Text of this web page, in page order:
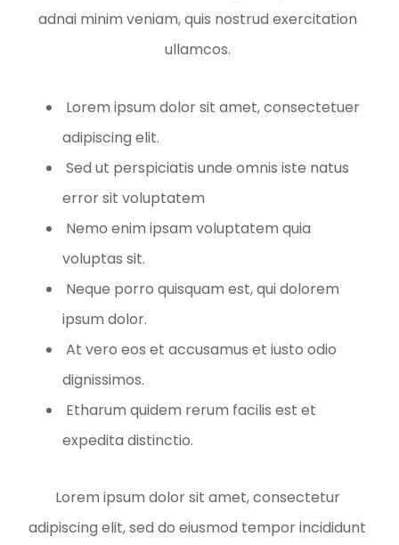
adnai minim veniam, quis nostrud exercitation
ullamcos.
Lorem ipsum dolor sit amet, consectetuer
adipiscing elit.
Sed ut perspiciatis unde omnis iste natus
error sit voluptatem
Nemo enim ipsam voluptatem quia
voluptas sit.
Neque porro quisquam est, qui dolorem
ipsum dolor.
At vero eos et accusamus et iusto odio
dignissimos.
Etharum quidem rerum facilis est et
expedita distinctio.
Lorem ipsum dolor sit amet, consectetur
adipiscing elit, sed do eiusmod tempor incididunt